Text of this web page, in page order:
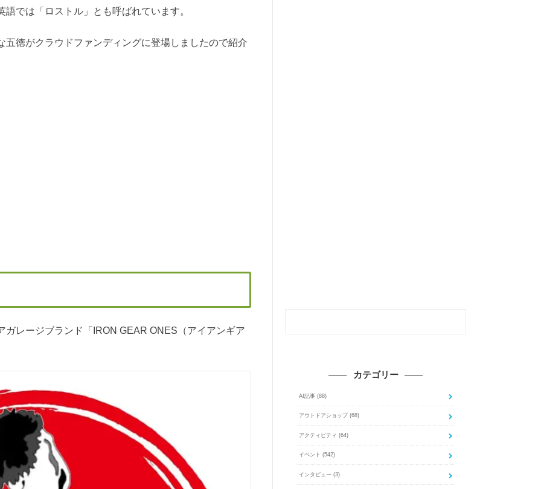
では「ロストル」とも呼ばれています。
徳がクラウドファンディングに登場しましたので紹介
レージブランド「IRON GEAR ONES（アイアンギア
カテゴリー
AI記事 (88)
アウトドアショップ (68)
アクティビティ (64)
イベント (542)
インタビュー (3)